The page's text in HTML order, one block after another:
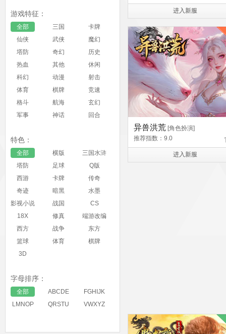
游戏特征：
全部 三国
卡牌
仙侠
武侠
魔幻
塔防
奇幻
历史
热血
其他
休闲
科幻
动漫
射击
体育
棋牌
竞速
格斗
航海
玄幻
军事
神话 回合
特色：
全部 横版
三国水浒
塔防
足球
Q版
西游
卡牌
传奇
奇迹
暗黑
水墨
影视小说
战国
CS
18X
修真
端游改编
西方
战争
东方
篮球
体育
棋牌
3D
字母排序：
全部 ABCDE
FGHIJK
LMNOP
QRSTU VWXYZ
进入新服
异兽洪荒 [角色扮演]
推荐指数：9.0
进入新服